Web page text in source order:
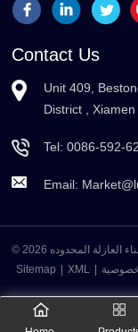
Contact Us
Unit 409,
District ,
Tel:0086-592-
Email:
Sitemap
XML